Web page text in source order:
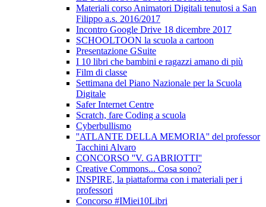
Materiali corso Animatori Digitali tenutosi a San
Filippo a.s. 2016/2017
Incontro Google Drive 18 dicembre 2017
SCHOOLTOON la scuola a cartoon
Presentazione GSuite
I 10 libri che bambini e ragazzi amano di più
Film di classe
Settimana del Piano Nazionale per la Scuola
Digitale
Safer Internet Centre
Scratch, fare Coding a scuola
Cyberbullismo
''ATLANTE DELLA MEMORIA'' del professor
Tacchini Alvaro
CONCORSO ''V. GABRIOTTI''
Creative Commons... Cosa sono?
INSPIRE, la piattaforma con i materiali per i
professori
Concorso #IMiei10Libri